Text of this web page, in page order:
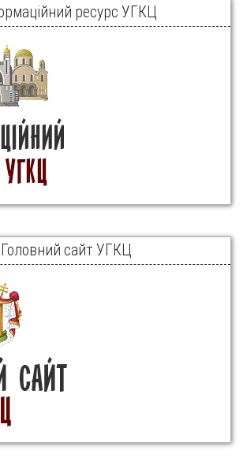
ресурс УГКЦ
Головний сайт УГКЦ